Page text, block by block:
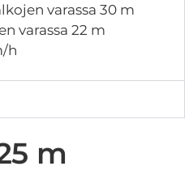
varassa 30 m
varassa 22 m
h
m